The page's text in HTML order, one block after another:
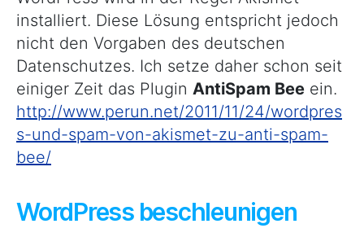
installiert. Diese Lösung entspricht jedoch
nicht den Vorgaben des deutschen
Datenschutzes. Ich setze daher schon seit
einiger Zeit das Plugin AntiSpam Bee ein.
http://www.perun.net/2011/11/24/wordpres
s-und-spam-von-akismet-zu-anti-spam-
bee/
WordPress beschleunigen